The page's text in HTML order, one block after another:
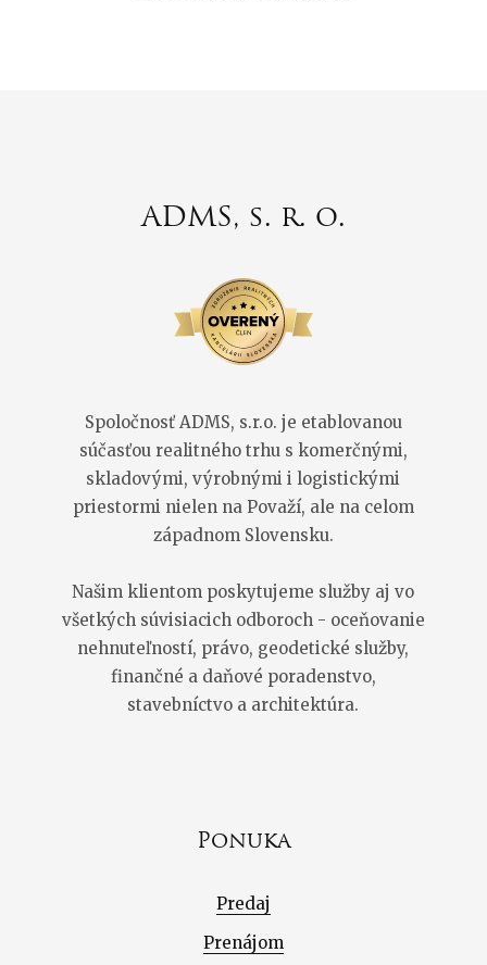
ADMS, s. r. o.
Spoločnosť ADMS, s.r.o. je etablovanou
súčasťou realitného trhu s komerčnými,
skladovými, výrobnými i logistickými
priestormi nielen na Považí, ale na celom
západnom Slovensku.
Našim klientom poskytujeme služby aj vo
všetkých súvisiacich odboroch - oceňovanie
nehnuteľností, právo, geodetické služby,
finančné a daňové poradenstvo,
stavebníctvo a architektúra.
Ponuka
Predaj
Prenájom